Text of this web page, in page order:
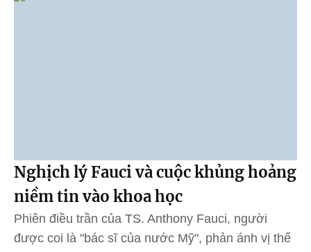
Nghịch lý Fauci và cuộc khủng hoảng
niềm tin vào khoa học
Phiên điều trần của TS. Anthony Fauci, người
được coi là "bác sĩ của nước Mỹ", phản ánh vị thế